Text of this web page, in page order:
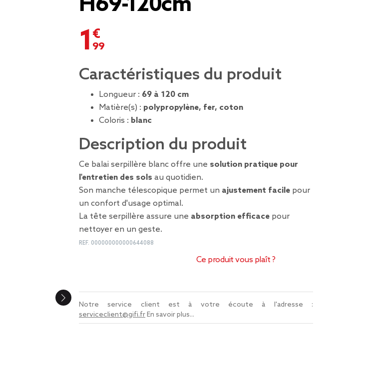
1,99 €
Caractéristiques du produit
Longueur : 69 à 120 cm
Matière(s) : polypropylène, fer, coton
Coloris : blanc
Description du produit
Ce balai serpillère blanc offre une solution pratique pour
l'entretien des sols au quotidien.
Son manche télescopique permet un ajustement facile pour
un confort d'usage optimal.
La tête serpillère assure une absorption efficace pour
nettoyer en un geste.
REF. 000000000000644088
Ce produit vous plaît ?
Notre service client est à votre écoute à l'adresse :
serviceclient@gifi.frEn savoir plus...